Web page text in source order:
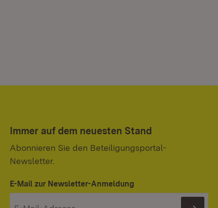
Immer auf dem neuesten Stand
Abonnieren Sie den Beteiligungsportal-
Newsletter.
E-Mail zur Newsletter-Anmeldung